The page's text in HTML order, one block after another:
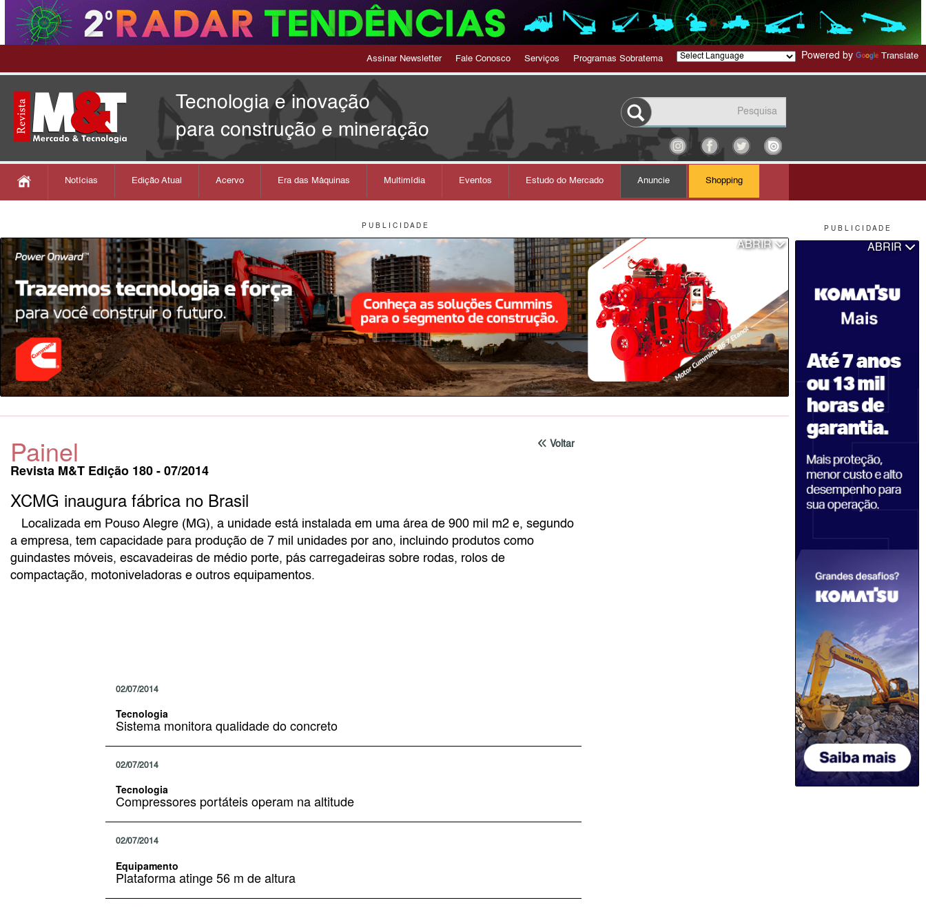
P U B L I C I D A D E
ABRIR
Assinar Newsletter Fale Conosco Serviços Programas Sobratema Powered by Translate
Tecnologia e inovação
para construção e mineração
Notícias Edição Atual Acervo Era das Máquinas Multimídia Eventos Estudo do Mercado Anuncie Shopping
P U B L I C I D A D E
ABRIR
Voltar
Painel
Revista M&T Edição 180 - 07/2014
XCMG inaugura fábrica no Brasil
Localizada em Pouso Alegre (MG), a unidade está instalada em uma área de 900 mil m2 e, segundo
a empresa, tem capacidade para produção de 7 mil unidades por ano, incluindo produtos como
guindastes móveis, escavadeiras de médio porte, pás carregadeiras sobre rodas, rolos de
compactação, motoniveladoras e outros equipamentos.
02/07/2014
Tecnologia
Sistema monitora qualidade do concreto
02/07/2014
Tecnologia
Compressores portáteis operam na altitude
02/07/2014
Equipamento
Plataforma atinge 56 m de altura